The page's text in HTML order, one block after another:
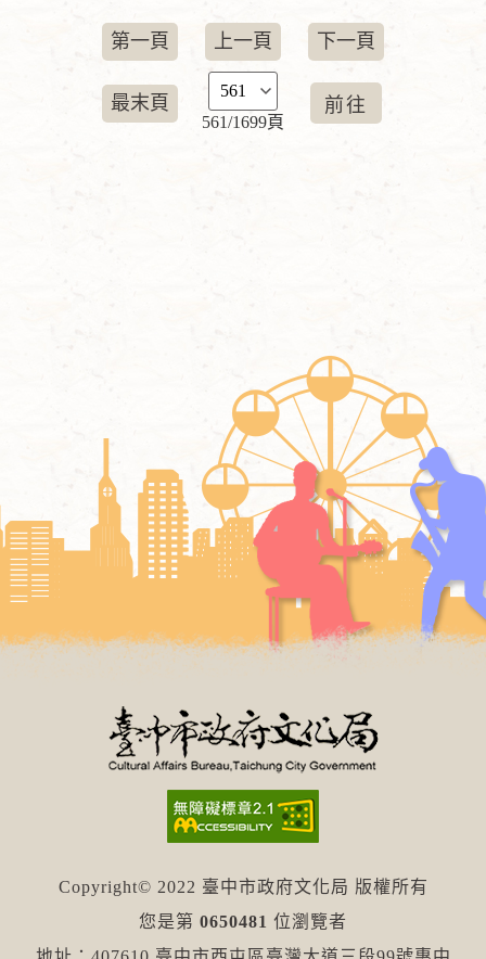
第一頁 上一頁 下一頁
最末頁
561/1699頁
Copyright© 2022 臺中市政府文化局 版權所有
您是第 0650481 位瀏覽者